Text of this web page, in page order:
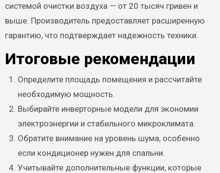
системой очистки воздуха — от 20 тысяч гривен и
выше. Производитель предоставляет расширенную
гарантию, что подтверждает надежность техники.
Итоговые рекомендации
Определите площадь помещения и рассчитайте
необходимую мощность.
Выбирайте инверторные модели для экономии
электроэнергии и стабильного микроклимата.
Обратите внимание на уровень шума, особенно
если кондиционер нужен для спальни.
Учитывайте дополнительные функции, которые